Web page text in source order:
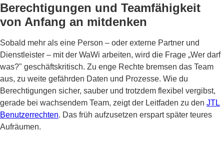
Berechtigungen und Teamfähigkeit
von Anfang an mitdenken
Sobald mehr als eine Person – oder externe Partner und
Dienstleister – mit der WaWi arbeiten, wird die Frage „Wer darf
was?" geschäftskritisch. Zu enge Rechte bremsen das Team
aus, zu weite gefährden Daten und Prozesse. Wie du
Berechtigungen sicher, sauber und trotzdem flexibel vergibst,
gerade bei wachsendem Team, zeigt der Leitfaden zu den JTL
Benutzerrechten. Das früh aufzusetzen erspart später teures
Aufräumen.